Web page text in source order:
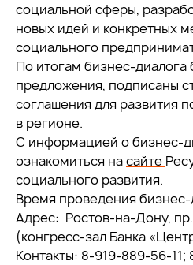
социальной сферы,
новых идей и конкретных
социального
По итогам бизнес-диалога
предложения, подписаны
соглашения для развития
в регионе.
С информацией о бизнес-
ознакомиться насайте
социального развития.
Время проведения
Адрес: Ростов-на-Дону,
(конгресс-зал Банка
Контакты: 8-919-889-56-11;